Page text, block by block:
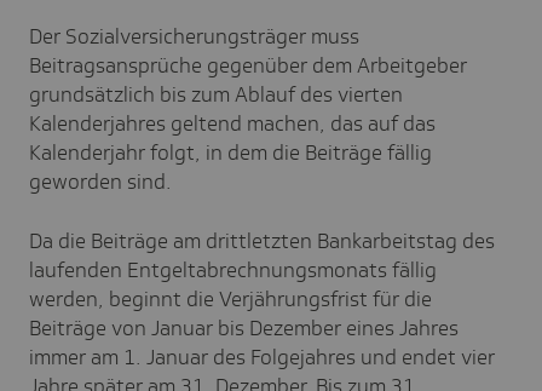
Der Sozialversicherungsträger muss
Beitragsansprüche gegenüber dem Arbeitgeber
grundsätzlich bis zum Ablauf des vierten
Kalenderjahres geltend machen, das auf das
Kalenderjahr folgt, in dem die Beiträge fällig
geworden sind.
Da die Beiträge am drittletzten Bankarbeitstag des
laufenden Entgeltabrechnungsmonats fällig
werden, beginnt die Verjährungsfrist für die
Beiträge von Januar bis Dezember eines Jahres
immer am 1. Januar des Folgejahres und endet vier